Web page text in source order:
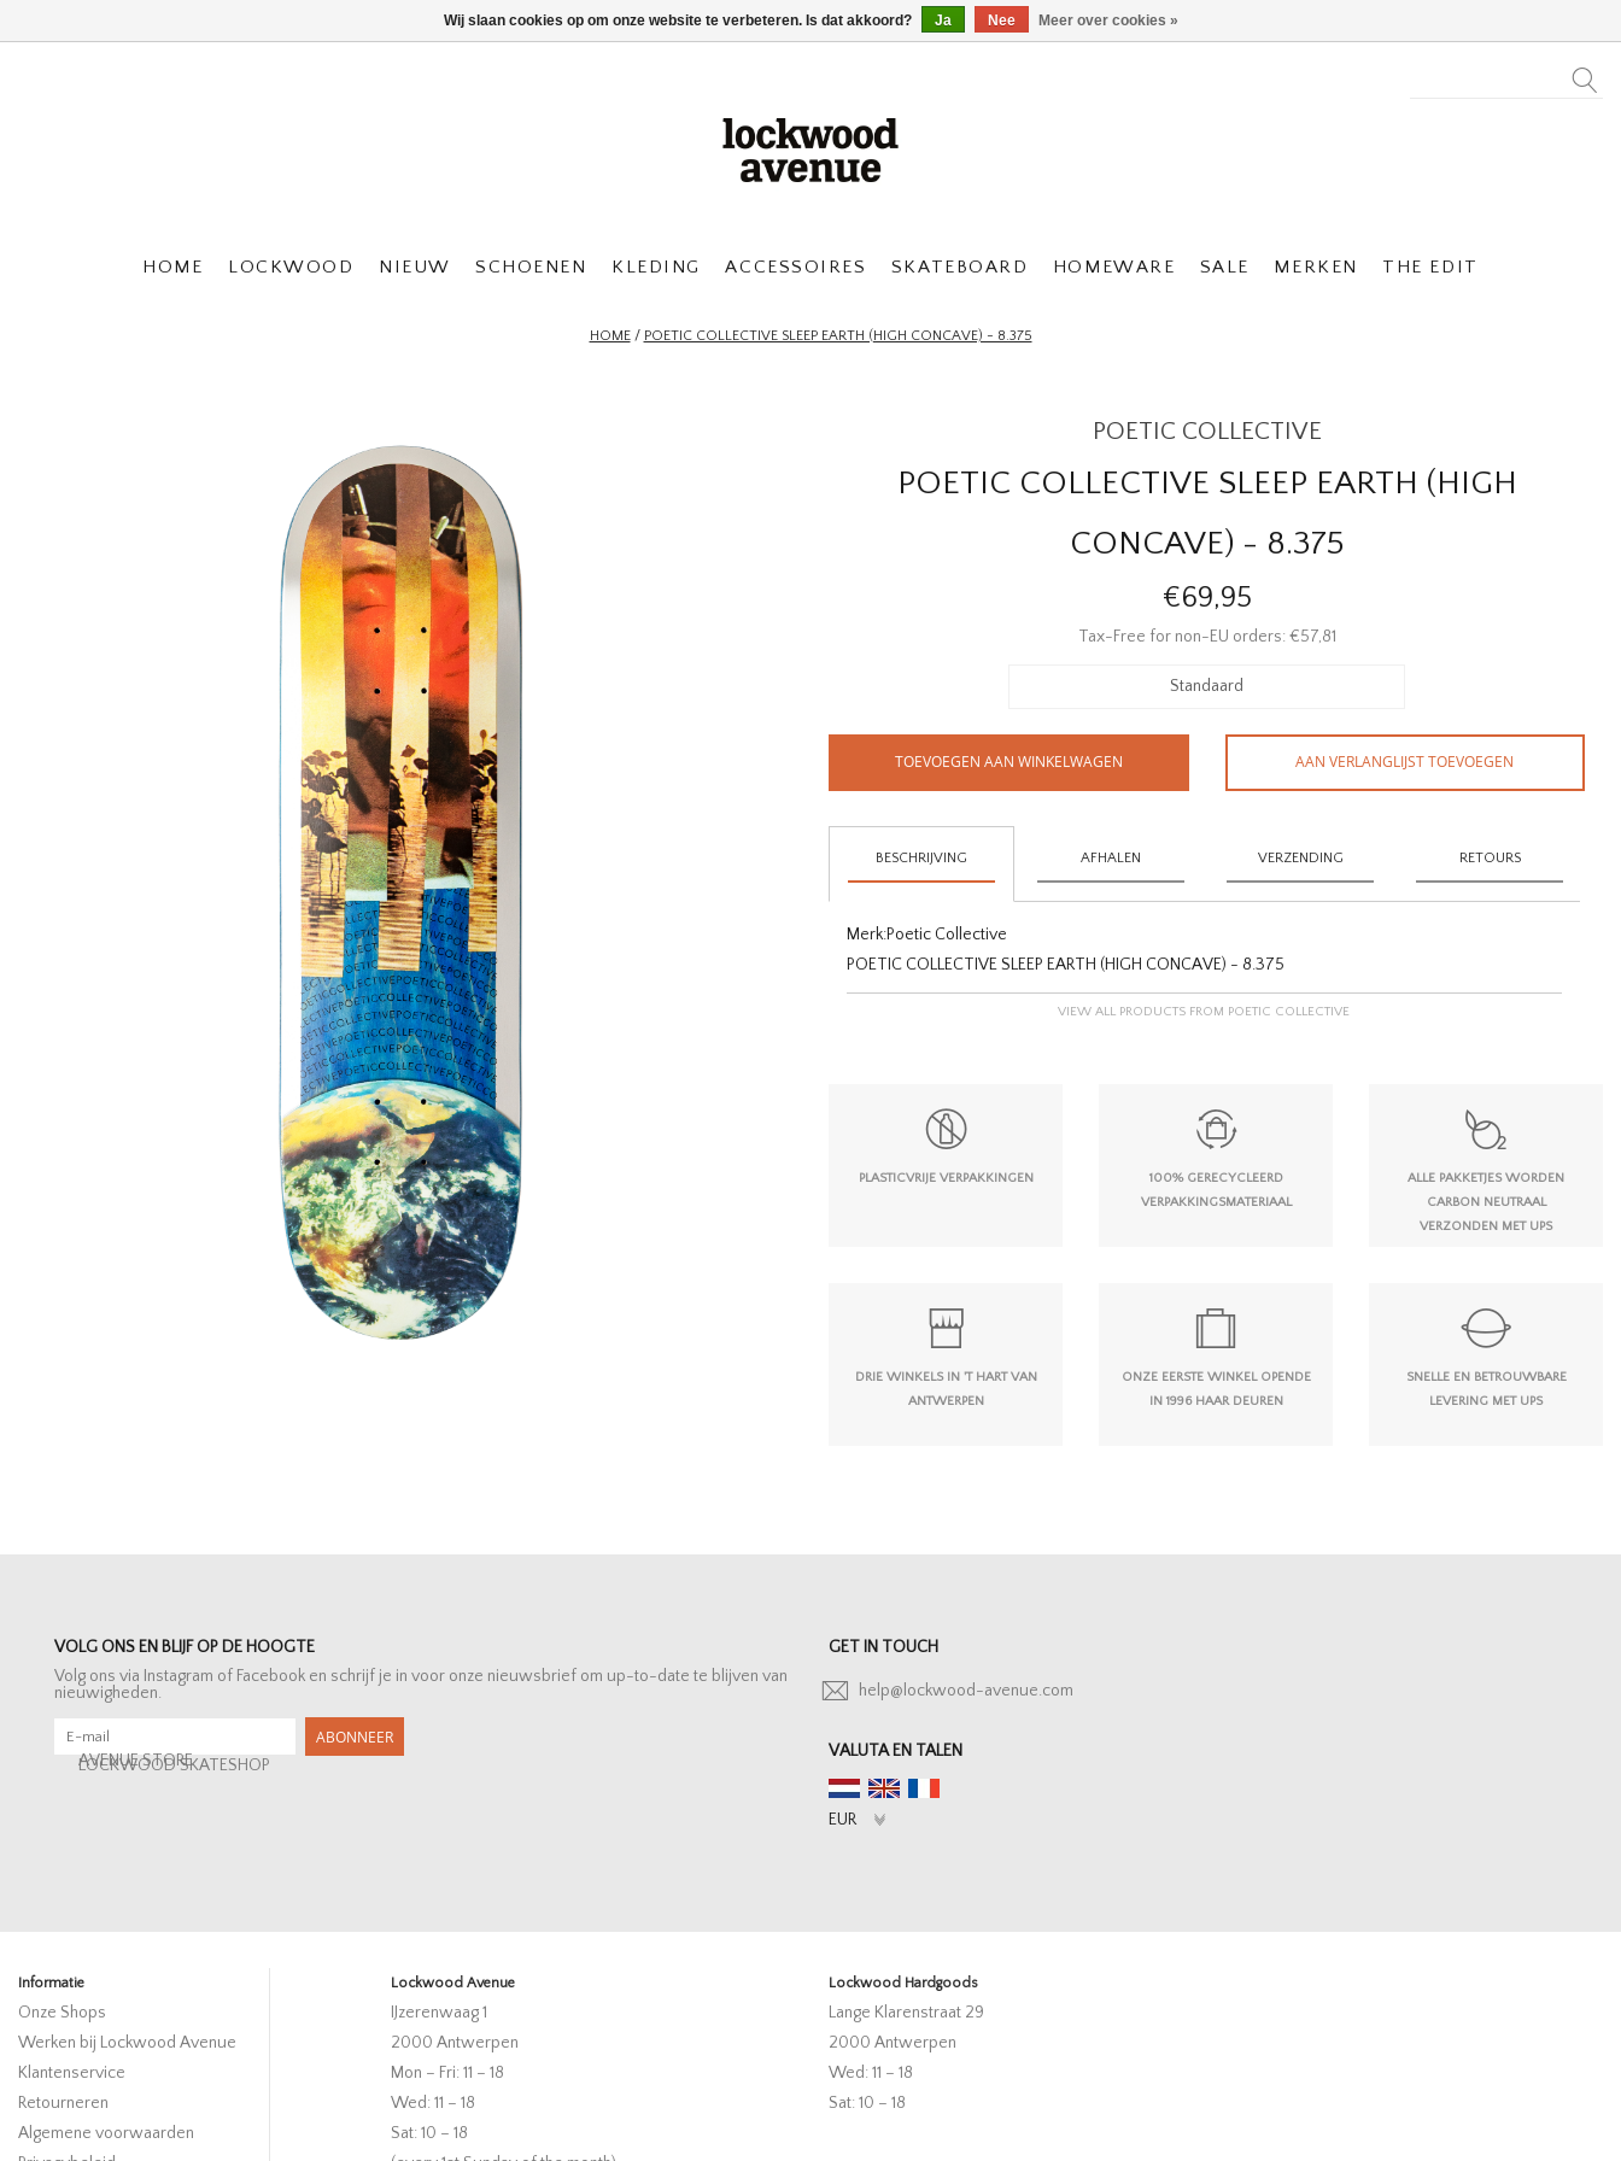
HOME LOCKWOOD NIEUW SCHOENEN KLEDING ACCESSOIRES SKATEBOARD HOMEWARE SALE MERKEN THE EDIT
HOME/ POETIC COLLECTIVE SLEEP EARTH (HIGH CONCAVE) - 8.375
POETIC COLLECTIVE
POETIC COLLECTIVE SLEEP EARTH (HIGH
CONCAVE) - 8.375
€69,95
Tax-Free for non-EU orders: €57,81
Standaard
TOEVOEGEN AAN WINKELWAGEN AAN VERLANGLIJST TOEVOEGEN
BESCHRIJVING AFHALEN VERZENDING RETOURS
Merk:Poetic Collective
POETIC COLLECTIVE SLEEP EARTH (HIGH CONCAVE) - 8.375
VIEW ALL PRODUCTS FROM POETIC COLLECTIVE
PLASTICVRIJE VERPAKKINGEN
100% GERECYCLEERD
VERPAKKINGSMATERIAAL
ALLE PAKKETJES WORDEN
CARBON NEUTRAAL
VERZONDEN MET UPS
DRIE WINKELS IN 'T HART VAN
ANTWERPEN
ONZE EERSTE WINKEL OPENDE
IN 1996 HAAR DEUREN
SNELLE EN BETROUWBARE
LEVERING MET UPS
VOLG ONS EN BLIJF OP DE HOOGTE
Volg ons via Instagram of Facebook en schrijf je in voor onze nieuwsbrief om up-to-date te blijven van
nieuwigheden.
ABONNEER
AVENUE STORE
LOCKWOOD SKATESHOP
GET IN TOUCH
help@lockwood-avenue.com
VALUTA EN TALEN
Informatie
Onze Shops
Werken bij Lockwood Avenue
Klantenservice
Retourneren
Algemene voorwaarden
Lockwood Avenue
IJzerenwaag 1
2000 Antwerpen
Mon – Fri: 11 – 18
Wed: 11 – 18
Sat: 10 – 18
Lockwood Hardgoods
Lange Klarenstraat 29
2000 Antwerpen
Wed: 11 – 18
Sat: 10 – 18
Wij slaan cookies op om onze website te verbeteren. Is dat akkoord? Ja Nee Meer over cookies »